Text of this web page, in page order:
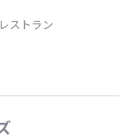
ストラン